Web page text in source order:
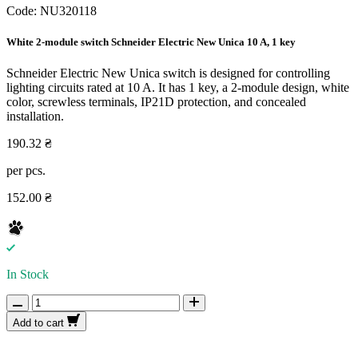
Code: NU320118
White 2-module switch Schneider Electric New Unica 10 A, 1 key
Schneider Electric New Unica switch is designed for controlling
lighting circuits rated at 10 A. It has 1 key, a 2-module design, white
color, screwless terminals, IP21D protection, and concealed
installation.
190.32 ₴
per pcs.
152.00 ₴
In Stock
Add to cart